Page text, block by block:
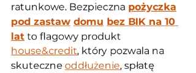
ratunkowe. Bezpieczna pożyczka
pod zastaw domu bez BIK na 10
lat to flagowy produkt
house&credit, który pozwala na
skuteczne oddłużenie, spłatę